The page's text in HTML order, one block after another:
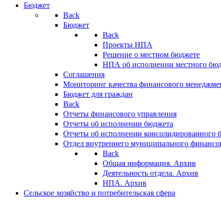
Бюджет
Back
Бюджет
Back
Проекты НПА
Решение о местном бюджете
НПА об исполнении местного
Соглашения
Мониторинг качества финансового
Бюджет для граждан
Back
Отчеты финансового управления
Отчеты об исполнении бюджета
Отчеты об исполнении консолидированного
Отдел внутреннего муниципального
Back
Общая информация. Архив
Деятельность отдела. Архив
НПА. Архив
Сельское хозяйство и потребительская сфера